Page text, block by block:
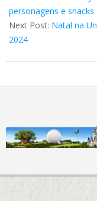
01
personagens e snacks
Next Post: Natal na
2024